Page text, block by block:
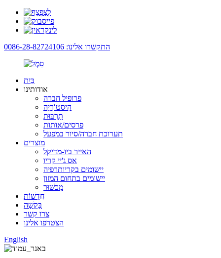
התקשרו אלינו: 0086-28-82724106
בַּיִת
אודותינו
פרופיל חברה
הִיסטוֹרִיָה
תַרְבּוּת
פרסים/אותות
תערוכת חברה/סיור במפעל
מוצרים
האייר ביו-מדיקל
אס ג'יי קריו
יישומים בקריותרפיה
יישומים בתחום המזון
מִכשׁוּר
חֲדָשׁוֹת
בַּקָשָׁה
צרו קשר
הצטרפו אלינו
English